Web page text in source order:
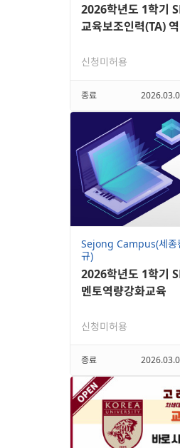
2026학년도 1학기
교육보조인력(TA)
신청미허용
종료
Sejong Campus(세종
규)
2026학년도 1학기
멘토역량강화교육
신청미허용
종료